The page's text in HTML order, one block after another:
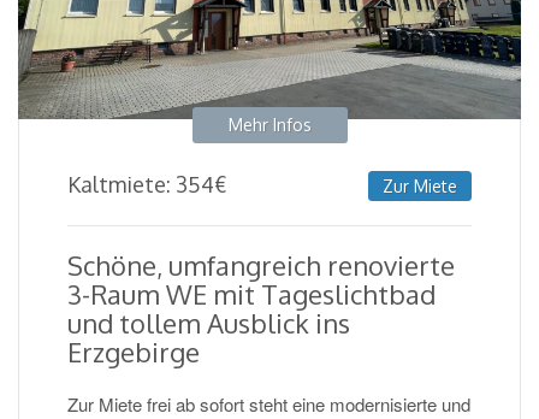
Mehr Infos
Kaltmiete: 354€ Zur Miete
Schöne, umfangreich renovierte
3-Raum WE mit Tageslichtbad
und tollem Ausblick ins
Erzgebirge
Zur Miete frei ab sofort steht eine modernisierte und